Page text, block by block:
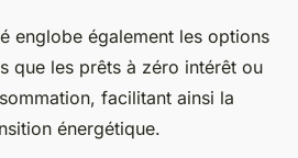
englobe également les options
que les prêts à zéro intérêt ou
facilitant ainsi la
énergétique.